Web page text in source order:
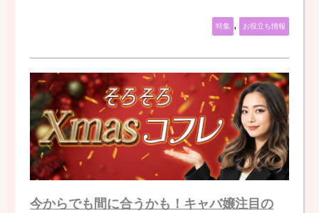
特集 , お役立ち情報
今からでも間に合うかも！キャバ嬢注目の